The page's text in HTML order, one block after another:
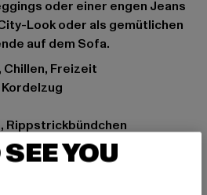
oder einer engen Jeans
Look oder als gemütlichen
auf dem Sofa.
Chillen, Freizeit
Rippstrickbündchen
YOU